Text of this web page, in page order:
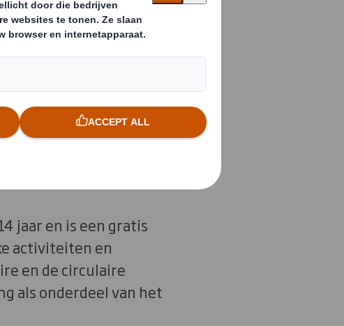
te helpen
de circulaire
of
van dit
jaar en is een gratis
activiteiten en
en de circulaire
als onderdeel van het